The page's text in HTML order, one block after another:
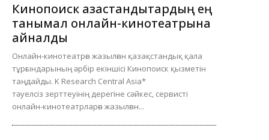
Кинопоиск қазақстандықтардың ең
танымал онлайн-кинотеатрына
айналды
Онлайн-кинотеатрға жазылған қазақстандық қала
тұрғындарының әрбір екіншісі Кинопоиск қызметін
таңдайды. K Research Central Asia*
тәуелсіз зерттеуінің дерегіне сәйкес, сервисті
онлайн-кинотеатрларға жазылған...